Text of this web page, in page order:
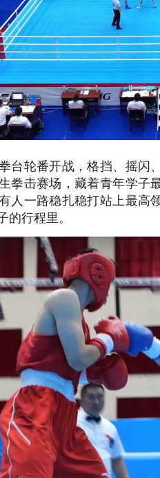
台轮番开战，格挡、摇闪
拳击赛场，藏着青年学子
人一路稳扎稳打站上最高
的行程里。